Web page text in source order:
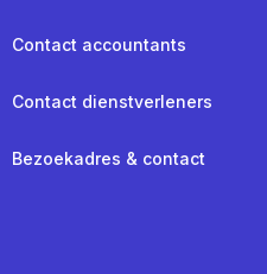
Contact accountants
Contact dienstverleners
Bezoekadres & contact